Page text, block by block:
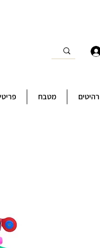
רהיטים מטבח